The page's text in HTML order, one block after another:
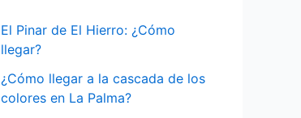
o
:
El Pinar de El Hierro: ¿Cómo
llegar?
¿Cómo llegar a la cascada de los
colores en La Palma?